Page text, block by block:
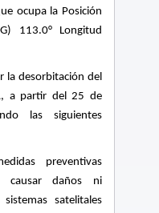
ocupa la Posición
113.0° Longitud
la desorbitación del
a partir del 25 de
las siguientes
preventivas
causar daños ni
satelitales